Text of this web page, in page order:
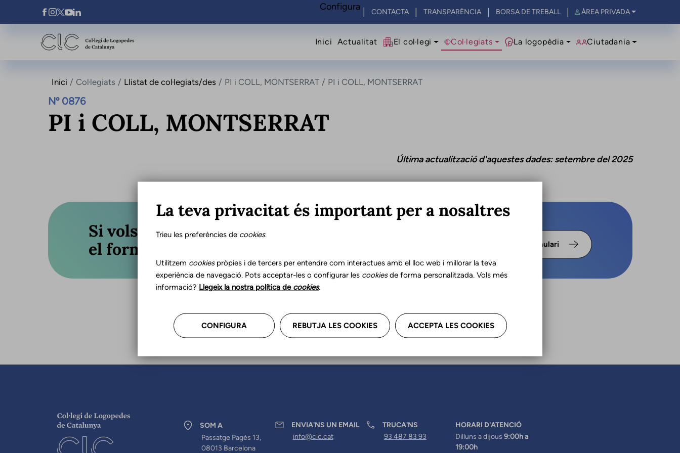
Vés al contingut
Xarxes Socials CONTACTA TRANSPARÈNCIA BORSA DE TREBALL ÀREA PRIVADA
Navegació principal
Inici Actualitat El col·legi Col·legiats La logopèdia Ciutadania
Inici Col·legiats Llistat de col·legiats/des PI i COLL, MONTSERRAT PI i COLL, MONTSERRAT
Nº 0876
PI i COLL, MONTSERRAT
Última actualització d'aquestes dades: setembre del 2025
Si vols actualitzar les teves dades professionals omple
el formulari o truca'ns.
Formulari
SOM A
Passatge Pagès 13,
08013 Barcelona
ENVIA'NS UN EMAIL
info@clc.cat
TRUCA'NS
93 487 83 93
HORARI D'ATENCIÓ
Dilluns a dijous 9:00h a
19:00h
Configura
La teva privacitat és important per a nosaltres
Trieu les preferències de cookies.
Utilitzem cookiespròpies i de tercers per entendre com interactues amb el lloc web i millorar la teva
experiència de navegació. Pots acceptar-les o configurar les cookiesde forma personalitzada. Vols més
informació? Llegeix la nostra política de cookies.
CONFIGURA REBUTJA LES COOKIES ACCEPTA LES COOKIES